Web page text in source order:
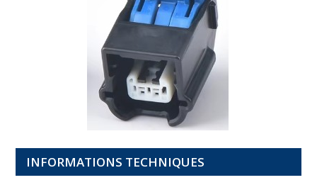
INFORMATIONS TECHNIQUES